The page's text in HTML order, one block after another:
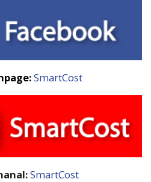
SmartCost
SmartCost